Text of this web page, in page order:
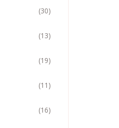
(30)
(13)
(19)
(11)
(16)